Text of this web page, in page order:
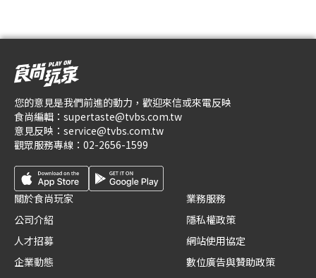
您的意見是我們前進的動力，歡迎來信或來電反映
食尚編輯： supertaste@tvbs.com.tw
意見反映： service@tvbs.com.tw
觀眾服務專線： 02-2656-1599
關於食尚玩家
公司介紹
人才招募
企業動態
業務服務
隱私權政策
網站使用協定
數位廣告與贊助政策